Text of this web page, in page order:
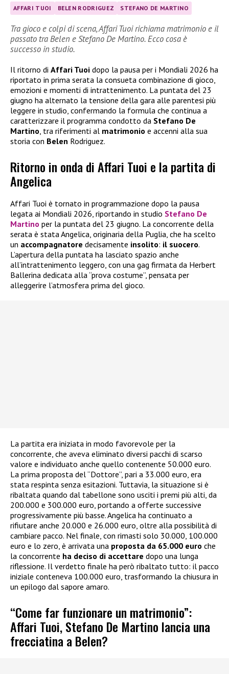
AFFARI TUOI BELEN RODRIGUEZ STEFANO DE MARTINO
Tra gioco e colpi di scena, Affari Tuoi richiama matrimonio e il
passato tra Belen e Stefano De Martino. Ecco cosa è
successo in studio.
Il ritorno di Affari Tuoi dopo la pausa per i Mondiali 2026 ha
riportato in prima serata la consueta combinazione di gioco,
emozioni e momenti di intrattenimento. La puntata del 23
giugno ha alternato la tensione della gara alle parentesi più
leggere in studio, confermando la formula che continua a
caratterizzare il programma condotto da Stefano De
Martino , tra riferimenti al matrimonio e accenni alla sua
storia con Belen Rodriguez.
Ritorno in onda di Affari Tuoi e la partita di
Angelica
Affari Tuoi è tornato in programmazione dopo la pausa
legata ai Mondiali 2026, riportando in studio Stefano De
Martino per la puntata del 23 giugno. La concorrente della
serata è stata Angelica, originaria della Puglia, che ha scelto
un accompagnatore decisamente insolito: il suocero.
L’apertura della puntata ha lasciato spazio anche
all’intrattenimento leggero, con una gag firmata da Herbert
Ballerina dedicata alla “prova costume”, pensata per
alleggerire l’atmosfera prima del gioco.
La partita era iniziata in modo favorevole per la
concorrente, che aveva eliminato diversi pacchi di scarso
valore e individuato anche quello contenente 50.000 euro.
La prima proposta del “Dottore”, pari a 33.000 euro, era
stata respinta senza esitazioni. Tuttavia, la situazione si è
ribaltata quando dal tabellone sono usciti i premi più alti, da
200.000 e 300.000 euro, portando a offerte successive
progressivamente più basse. Angelica ha continuato a
rifiutare anche 20.000 e 26.000 euro, oltre alla possibilità di
cambiare pacco. Nel finale, con rimasti solo 30.000, 100.000
euro e lo zero, è arrivata una proposta da 65.000 euro che
la concorrente ha deciso di accettare dopo una lunga
riflessione. Il verdetto finale ha però ribaltato tutto: il pacco
iniziale conteneva 100.000 euro, trasformando la chiusura in
un epilogo dal sapore amaro.
“Come far funzionare un matrimonio”:
Affari Tuoi, Stefano De Martino lancia una
frecciatina a Belen?